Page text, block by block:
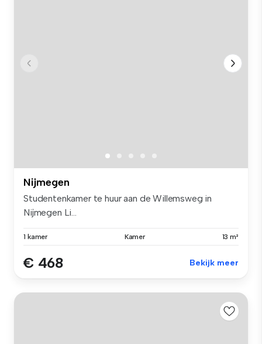
Nijmegen
Studentenkamer te huur aan de Willemsweg in
Nijmegen Li...
1 kamer Kamer 13 m²
€ 468 Bekijk meer